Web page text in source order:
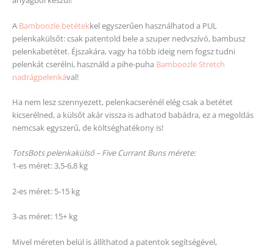
A Bamboozle betétekkel egyszerűen használhatod a PUL
pelenkakülsőt: csak patentold bele a szuper nedvszívó, bambusz
pelenkabetétet. Éjszakára, vagy ha több ideig nem fogsz tudni
pelenkát cserélni, használd a pihe-puha Bamboozle Stretch
nadrágpelenkával!
Ha nem lesz szennyezett, pelenkacserénél elég csak a betétet
kicserélned, a külsőt akár vissza is adhatod babádra, ez a megoldás
nemcsak egyszerű, de költséghatékony is!
TotsBots pelenkakülső – Five Currant Buns mérete:
1-es méret: 3,5-6,8 kg
2-es méret: 5-15 kg
3-as méret: 15+ kg
Mivel méreten belül is állíthatod a patentok segítségével,